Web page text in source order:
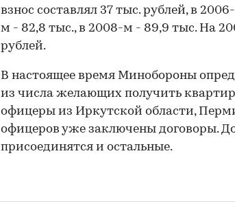
взнос составлял 37 тыс. рублей, в
м - 82,8 тыс., в 2008-м - 89,9 тыс. На
рублей.
В настоящее время Минобороны
из числа желающих получить
офицеры из Иркутской области,
офицеров уже заключены договоры.
присоединятся и остальные.